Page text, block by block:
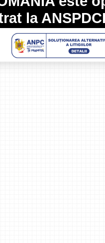
la